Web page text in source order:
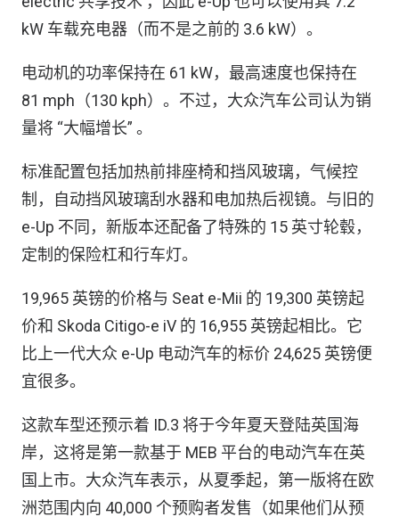
kW 车载充电器（而不是之前的 3.6 kW）。
电动机的功率保持在 61 kW，最高速度也保持在
81 mph（130 kph）。不过，大众汽车公司认为销
量将 “大幅增长” 。
标准配置包括加热前排座椅和挡风玻璃，气候控
制，自动挡风玻璃刮水器和电加热后视镜。与旧的
e-Up 不同，新版本还配备了特殊的 15 英寸轮毂，
定制的保险杠和行车灯。
19,965 英镑的价格与 Seat e-Mii 的 19,300 英镑起
价和 Skoda Citigo-e iV 的 16,955 英镑起相比。它
比上一代大众 e-Up 电动汽车的标价 24,625 英镑便
宜很多。
这款车型还预示着 ID.3 将于今年夏天登陆英国海
岸，这将是第一款基于 MEB 平台的电动汽车在英
国上市。大众汽车表示，从夏季起，第一版将在欧
洲范围内向 40,000 个预购者发售（如果他们从预